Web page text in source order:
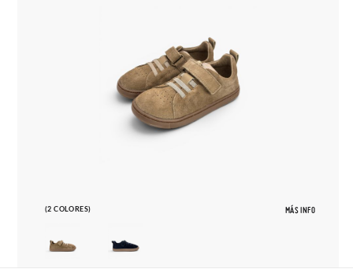
(2 COLORES) MÁS INFO